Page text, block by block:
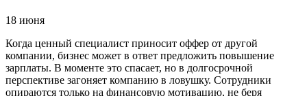
18 июня
Когда ценный специалист приносит оффер от другой
компании, бизнес может в ответ предложить повышение
зарплаты. В моменте это спасает, но в долгосрочной
перспективе загоняет компанию в ловушку. Сотрудники
опираются только на финансовую мотивацию, не беря